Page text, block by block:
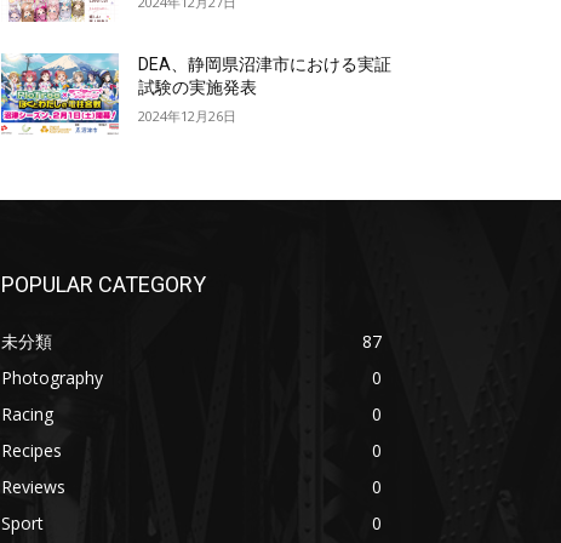
DEA、静岡県沼津市における実証
試験の実施発表
2024年12月26日
POPULAR CATEGORY
未分類
87
Photography
0
Racing
0
Recipes
0
Reviews
0
Sport
0